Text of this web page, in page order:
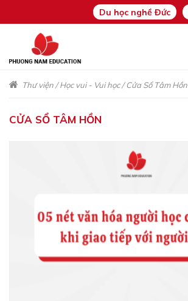
Du học nghề Đức
Thư viện/Học vui - Vui học/Cửa Sổ Tâm Hồn
CỬA SỔ TÂM HỒN